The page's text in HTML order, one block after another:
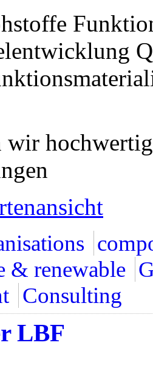
wir
& renewable
Consulting
LBF